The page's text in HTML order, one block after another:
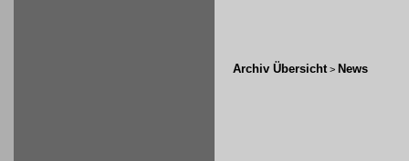
Archiv Übersicht > News